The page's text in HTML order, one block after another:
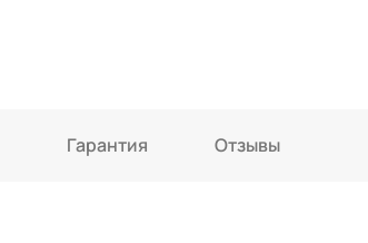
Гарантия Отзывы